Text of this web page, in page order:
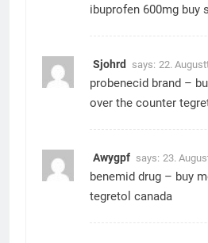
ibuprofen 600mg buy
Sjohrd says: 22.
probenecid brand –
over the counter
Awygpf says: 23.
benemid drug – buy
tegretol canada